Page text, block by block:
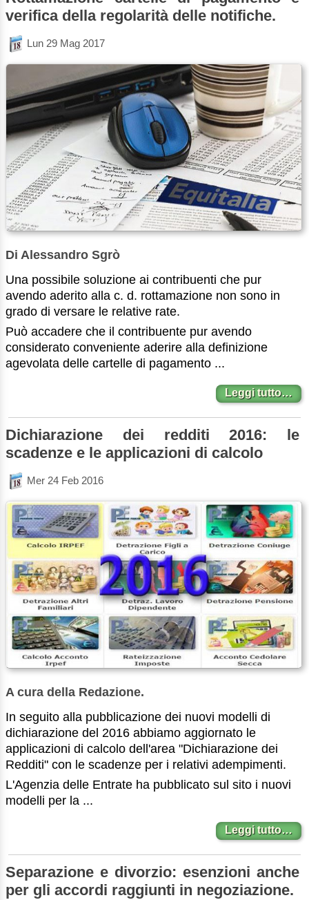
verifica della regolarità delle notifiche.
Lun 29 Mag 2017
Di Alessandro Sgrò
Una possibile soluzione ai contribuenti che pur
avendo aderito alla c. d. rottamazione non sono in
grado di versare le relative rate.
Può accadere che il contribuente pur avendo
considerato conveniente aderire alla definizione
agevolata delle cartelle di pagamento ...
Leggi tutto…
Dichiarazione dei redditi 2016: le
scadenze e le applicazioni di calcolo
Mer 24 Feb 2016
A cura della Redazione.
In seguito alla pubblicazione dei nuovi modelli di
dichiarazione del 2016 abbiamo aggiornato le
applicazioni di calcolo dell'area "Dichiarazione dei
Redditi" con le scadenze per i relativi adempimenti.
L'Agenzia delle Entrate ha pubblicato sul sito i nuovi
modelli per la ...
Leggi tutto…
Separazione e divorzio: esenzioni anche
per gli accordi raggiunti in negoziazione.